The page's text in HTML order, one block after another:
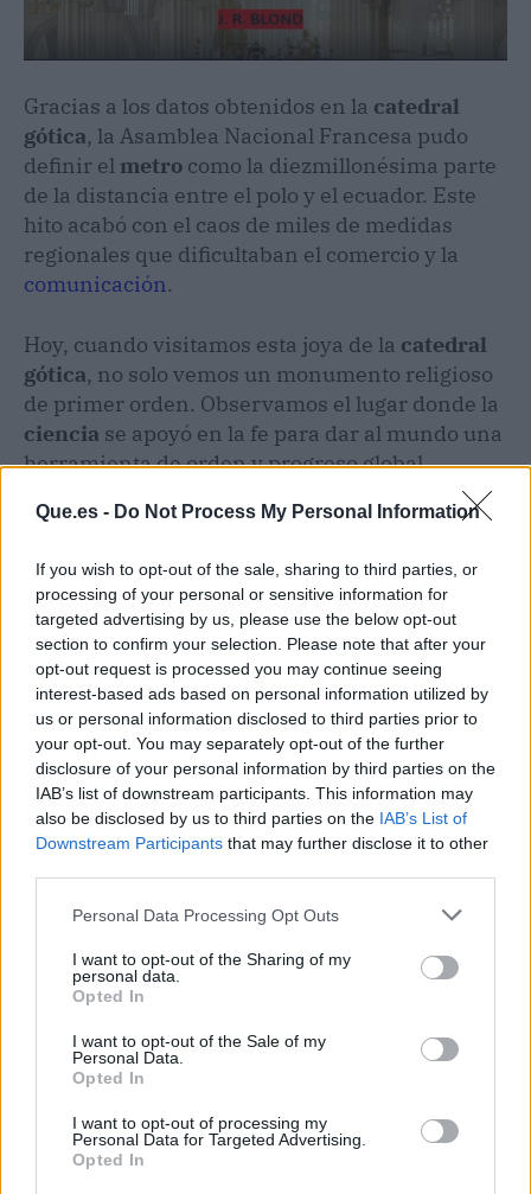
Que.es - Do Not Process My Personal Information
If you wish to opt-out of the sale, sharing to third parties, or
processing of your personal or sensitive information for
targeted advertising by us, please use the below opt-out
section to confirm your selection. Please note that after your
opt-out request is processed you may continue seeing
interest-based ads based on personal information utilized by
us or personal information disclosed to third parties prior to
your opt-out. You may separately opt-out of the further
disclosure of your personal information by third parties on the
IAB’s list of downstream participants. This information may
also be disclosed by us to third parties on the IAB’s List of
Downstream Participants that may further disclose it to other
Personal Data Processing Opt Outs
I want to opt-out of the Sharing of my
personal data.
Opted In
I want to opt-out of the Sale of my
Personal Data.
Opted In
I want to opt-out of processing my
Personal Data for Targeted Advertising.
Opted In
Gracias a los datos obtenidos en la catedral
gótica, la Asamblea Nacional Francesa pudo
definir el metro como la diezmillonésima parte
de la distancia entre el polo y el ecuador. Este
hito acabó con el caos de miles de medidas
regionales que dificultaban el comercio y la
comunicación.
Hoy, cuando visitamos esta joya de la catedral
gótica, no solo vemos un monumento religioso
de primer orden. Observamos el lugar donde la
ciencia se apoyó en la fe para dar al mundo una
herramienta de orden y progreso global.